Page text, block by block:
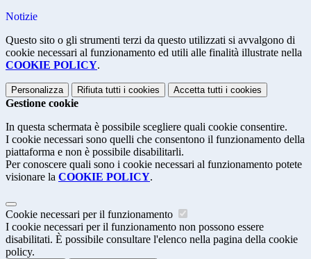
Notizie
Questo sito o gli strumenti terzi da questo utilizzati si avvalgono di
cookie necessari al funzionamento ed utili alle finalità illustrate nella
COOKIE POLICY.
Personalizza Rifiuta tutti i cookies Accetta tutti i cookies
Gestione cookie
In questa schermata è possibile scegliere quali cookie consentire.
I cookie necessari sono quelli che consentono il funzionamento della
piattaforma e non è possibile disabilitarli.
Per conoscere quali sono i cookie necessari al funzionamento potete
visionare la COOKIE POLICY.
Cookie necessari per il funzionamento
I cookie necessari per il funzionamento non possono essere
disabilitati. È possibile consultare l'elenco nella pagina della cookie
policy.